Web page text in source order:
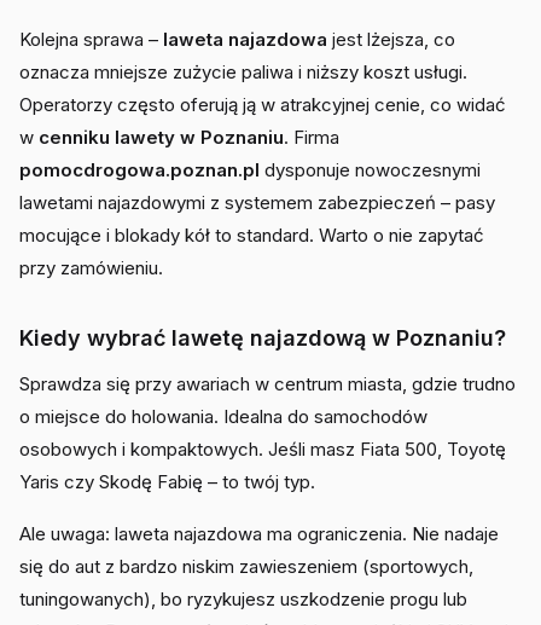
Kolejna sprawa – laweta najazdowa jest lżejsza, co
oznacza mniejsze zużycie paliwa i niższy koszt usługi.
Operatorzy często oferują ją w atrakcyjnej cenie, co widać
w cenniku lawety w Poznaniu. Firma
pomocdrogowa.poznan.pl dysponuje nowoczesnymi
lawetami najazdowymi z systemem zabezpieczeń – pasy
mocujące i blokady kół to standard. Warto o nie zapytać
przy zamówieniu.
Kiedy wybrać lawetę najazdową w Poznaniu?
Sprawdza się przy awariach w centrum miasta, gdzie trudno
o miejsce do holowania. Idealna do samochodów
osobowych i kompaktowych. Jeśli masz Fiata 500, Toyotę
Yaris czy Skodę Fabię – to twój typ.
Ale uwaga: laweta najazdowa ma ograniczenia. Nie nadaje
się do aut z bardzo niskim zawieszeniem (sportowych,
tuningowanych), bo ryzykujesz uszkodzenie progu lub